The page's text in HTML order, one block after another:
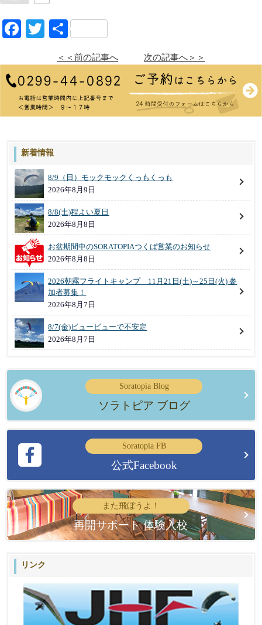
Facebook
Twitter
共
＜＜前の記事へ 次の記事へ＞＞
新着情報
8/9（日）モックモックくっもくっも
2026年8月9日
8/8(土)程よい夏日
2026年8月8日
お盆期間中のSORATOPIAつくば営業のお知らせ
2026年8月8日
2026朝霧フライトキャンプ 11月21日(土)～25日(火) 参
加者募集！
2026年8月7日
8/7(金)ビュービューで不安定
2026年8月7日
Soratopia Blog
ソラトピア ブログ
Soratopia FB
公式Facebook
また飛ぼうよ！
再開サポート 体験入校
リンク